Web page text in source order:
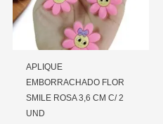
APLIQUE
EMBORRACHADO FLOR
SMILE ROSA 3,6 CM C/ 2
UND